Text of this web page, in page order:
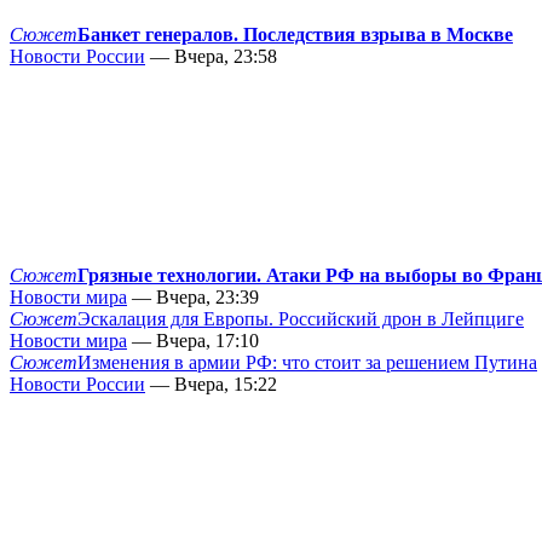
СюжетБанкет генералов. Последствия взрыва в Москве
Новости России — Вчера, 23:58
СюжетГрязные технологии. Атаки РФ на выборы во
Новости мира — Вчера, 23:39
СюжетЭскалация для Европы. Российский дрон в Лейпциге
Новости мира — Вчера, 17:10
СюжетИзменения в армии РФ: что стоит за решением Путина
Новости России — Вчера, 15:22